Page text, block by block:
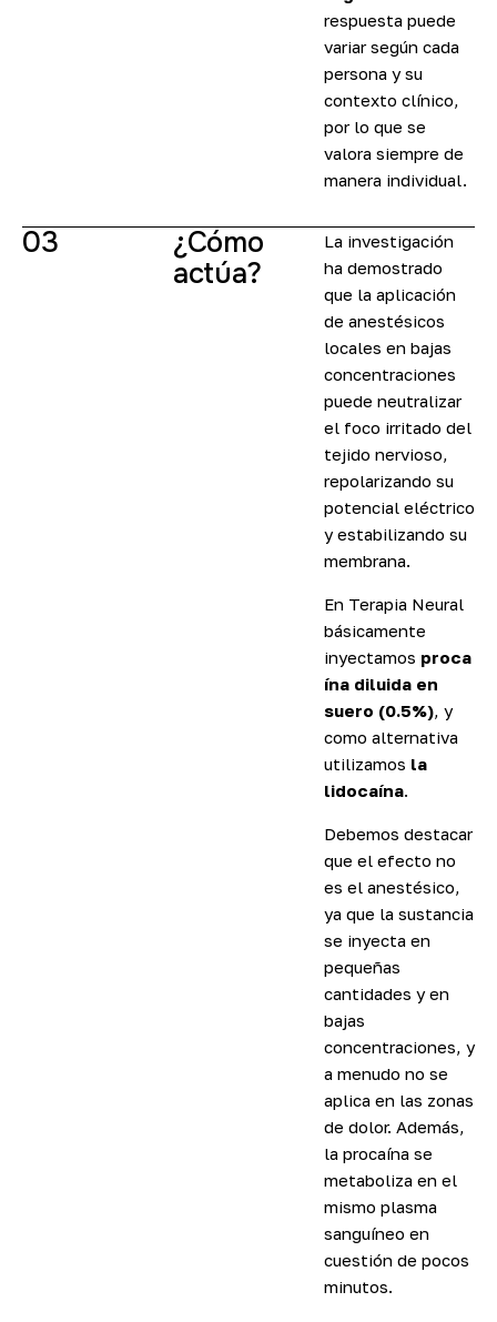
respuesta puede
variar según cada
persona y su
contexto clínico,
por lo que se
valora siempre de
manera individual.
03
¿Cómo
actúa?
La investigación
ha demostrado
que la aplicación
de anestésicos
locales en bajas
concentraciones
puede neutralizar
el foco irritado del
tejido nervioso,
repolarizando su
potencial eléctrico
y estabilizando su
membrana.
En Terapia Neural
básicamente
inyectamos proca
ína diluida en
suero (0.5%), y
como alternativa
utilizamos la
lidocaína.
Debemos destacar
que el efecto no
es el anestésico,
ya que la sustancia
se inyecta en
pequeñas
cantidades y en
bajas
concentraciones, y
a menudo no se
aplica en las zonas
de dolor. Además,
la procaína se
metaboliza en el
mismo plasma
sanguíneo en
cuestión de pocos
minutos.